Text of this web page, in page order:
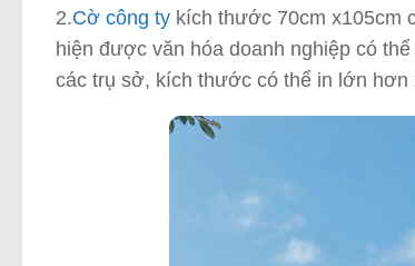
2.Cờ công ty kích thước 70cm x105cm
hiện được văn hóa doanh nghiệp có
các trụ sở, kích thước có thể in lớn hơn